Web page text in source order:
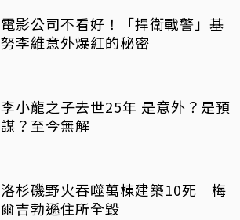
電影公司不看好！「捍衛戰警」基
努李維意外爆紅的秘密
李小龍之子去世25年 是意外？是預
謀？至今無解
洛杉磯野火吞噬萬棟建築10死 梅
爾吉勃遜住所全毀